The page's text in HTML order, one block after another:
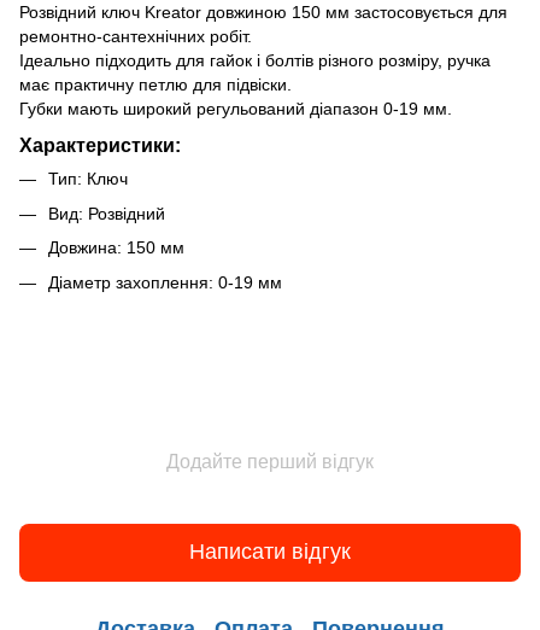
Розвідний ключ Kreator довжиною 150 мм застосовується для
ремонтно-сантехнічних робіт.
Ідеально підходить для гайок і болтів різного розміру, ручка
має практичну петлю для підвіски.
Губки мають широкий регульований діапазон 0-19 мм.
Характеристики:
Тип: Ключ
Вид: Розвідний
Довжина: 150 мм
Діаметр захоплення: 0-19 мм
Додайте перший відгук
Написати відгук